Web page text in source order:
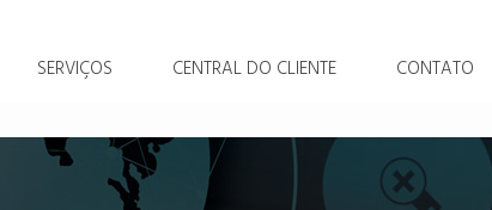
SERVIÇOS CENTRAL DO CLIENTE CONTATO